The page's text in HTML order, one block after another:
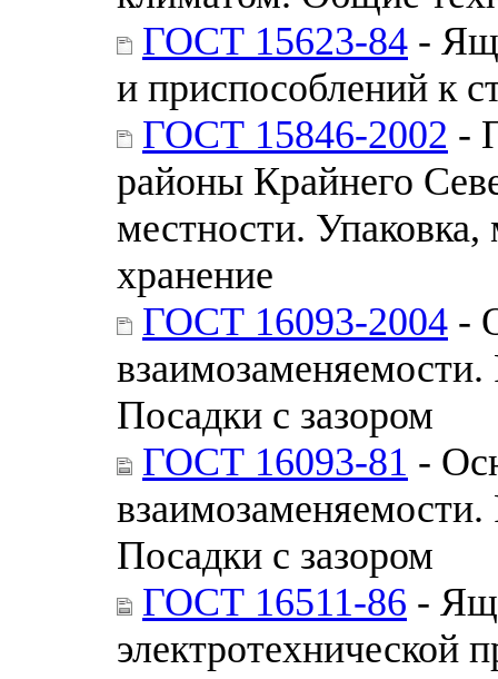
ГОСТ 15623-84 -
и приспособлений к
ГОСТ 15846-2002 -
районы Крайнего
местности. Упаковка,
хранение
ГОСТ 16093-2004 -
Посадки с зазором
ГОСТ 16093-81 -
Посадки с зазором
ГОСТ 16511-86 -
электротехнической